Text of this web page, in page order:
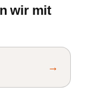
wir mit
→